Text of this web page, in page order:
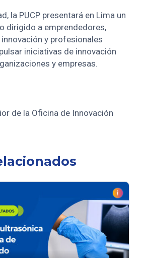
la PUCP presentará en Lima un
dirigido a emprendedores,
y profesionales
iniciativas de innovación
y empresas.
de la Oficina de Innovación